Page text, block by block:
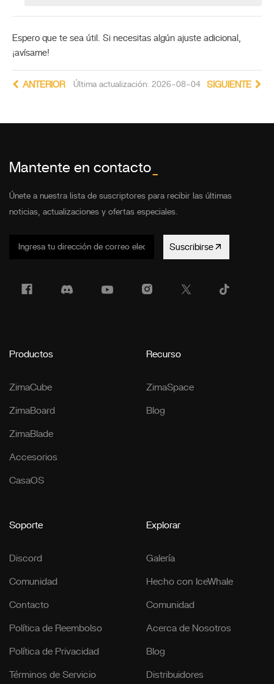
Espero que te sea útil. Si necesitas algún ajuste adicional,
¡avísame!
Última actualización: 2026-08-04
ANTERIOR SIGUIENTE
Mantente en contacto
Únete a nuestra lista de suscriptores para recibir las últimas
noticias, actualizaciones y ofertas especiales.
Suscribirse
Productos
ZimaCube
ZimaBoard
ZimaBlade
Accesorios
CasaOS
Recurso
ZimaSpace
Blog
Soporte
Discord
Comunidad
Contacto
Política de Reembolso
Política de Privacidad
Términos de Servicio
Explorar
Galería
Hecho con IceWhale
Comunidad
Acerca de Nosotros
Blog
Distribuidores